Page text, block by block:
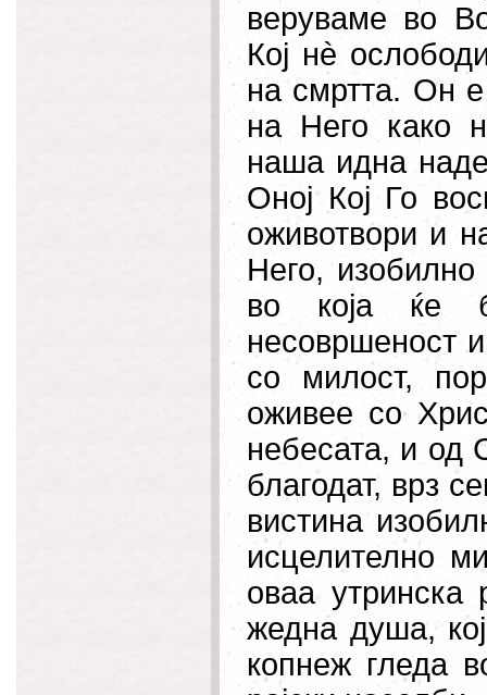
веруваме во
Кој нè
на смртта. Он
на Него како
наша идна
Оној Кој Го
оживотвори и
Него,
во која ќе
несовршеност
со милост,
оживее со
небесата, и од
благодат, врз
вистина
исцелително
оваа утринска
жедна душа,
копнеж гледа